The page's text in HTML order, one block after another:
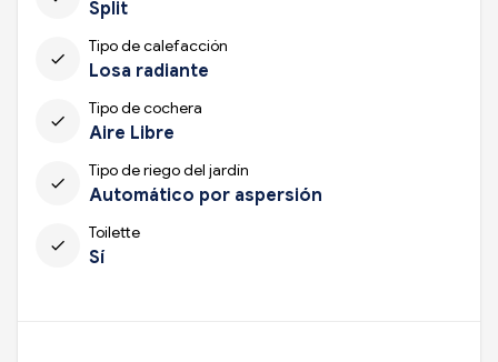
Split
check
Tipo de calefacción
Losa radiante
check
Tipo de cochera
Aire Libre
check
Tipo de riego del jardín
Automático por aspersión
check
Toilette
Sí